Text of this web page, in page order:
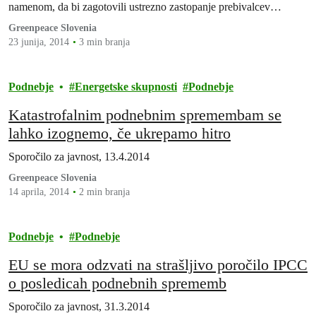
namenom, da bi zagotovili ustrezno zastopanje prebivalcev
Slovenije, je Greenpeace naročil javnomnenjsko raziskavo, v kateri
je bilo ugotovljeno, da večina Slovencev podpira napredne
Greenpeace Slovenia
23 junija, 2014
3 min branja
Podnebje Energetske skupnosti Podnebje
Katastrofalnim podnebnim spremembam se
lahko izognemo, če ukrepamo hitro
Sporočilo za javnost, 13.4.2014
Greenpeace Slovenia
14 aprila, 2014
2 min branja
Podnebje Podnebje
EU se mora odzvati na strašljivo poročilo IPCC
o posledicah podnebnih sprememb
Sporočilo za javnost, 31.3.2014